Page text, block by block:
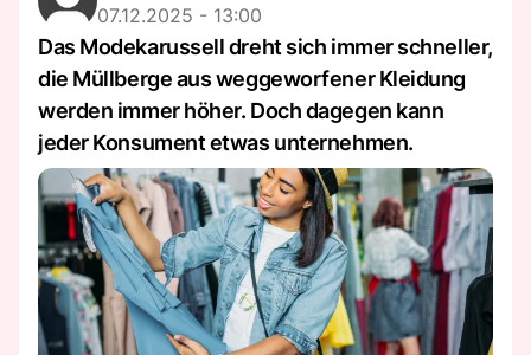
07.12.2025 - 13:00
Das Modekarussell dreht sich immer schneller,
die Müllberge aus weggeworfener Kleidung
werden immer höher. Doch dagegen kann
jeder Konsument etwas unternehmen.